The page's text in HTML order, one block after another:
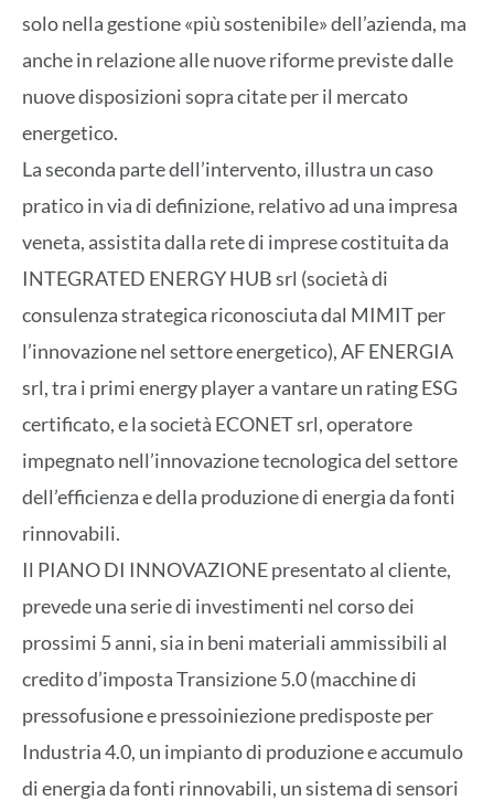
solo nella gestione «più sostenibile» dell’azienda, ma
anche in relazione alle nuove riforme previste dalle
nuove disposizioni sopra citate per il mercato
energetico.
La seconda parte dell’intervento, illustra un caso
pratico in via di definizione, relativo ad una impresa
veneta, assistita dalla rete di imprese costituita da
INTEGRATED ENERGY HUB srl (società di
consulenza strategica riconosciuta dal MIMIT per
l’innovazione nel settore energetico), AF ENERGIA
srl, tra i primi energy player a vantare un rating ESG
certificato, e la società ECONET srl, operatore
impegnato nell’innovazione tecnologica del settore
dell’efficienza e della produzione di energia da fonti
rinnovabili.
Il PIANO DI INNOVAZIONE presentato al cliente,
prevede una serie di investimenti nel corso dei
prossimi 5 anni, sia in beni materiali ammissibili al
credito d’imposta Transizione 5.0 (macchine di
pressofusione e pressoiniezione predisposte per
Industria 4.0, un impianto di produzione e accumulo
di energia da fonti rinnovabili, un sistema di sensori